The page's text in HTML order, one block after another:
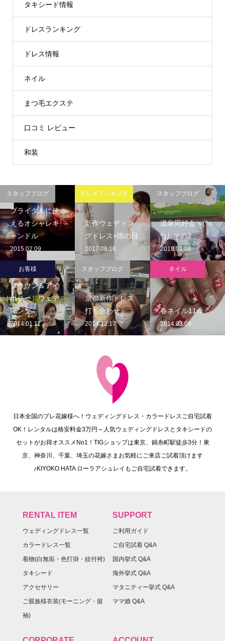
タキシード情報
ドレスランキング
ドレス情報
ネイル
まつ毛エクステ
口コミ レビュー
和装
ブライダルに使
えるオシャレキ
ャンドル
2015.02.09
スタッフブログ
新作ウェディン
グドレス×雨の日
2017.08.16
ドレスランキング
温泉同好会ヽ(^o
^)丿その2
2019.01.08
スタッフブログ
ブラウン＆アイ
ボリー ウェデ
ィング
2014.01.11
お客様
京都新作ドレス
打ち合わせ
2014.12.17
スタッフブログ
春ネイル11☆
2014.03.09
ネイル
日本全国のプレ花嫁様へ！ウェディングドレス・カラードレスご自宅試着
OK！レンタルは格安料金3万円～人気ウェディングドレスとタキシードの
セットがお得オススメNo1！TIGショップは東京、錦糸町駅徒歩3分！東
京、神奈川、千葉、埼玉の花嫁さまお気軽にご来店ご試着頂けます
♪KIYOKO HATA ローラアシュレイもご自宅試着できます。
RENTAL ITEM
ウェディングドレス一覧
カラードレス一覧
着物(白無垢・色打掛・紋付袴)
タキシード
アクセサリー
ご親族様衣装(モーニング・留
袖)
SUPPORT
ご利用ガイド
ご自宅試着 Q&A
国内挙式 Q&A
海外挙式 Q&A
マタニティー挙式 Q&A
ママ婚 Q&A